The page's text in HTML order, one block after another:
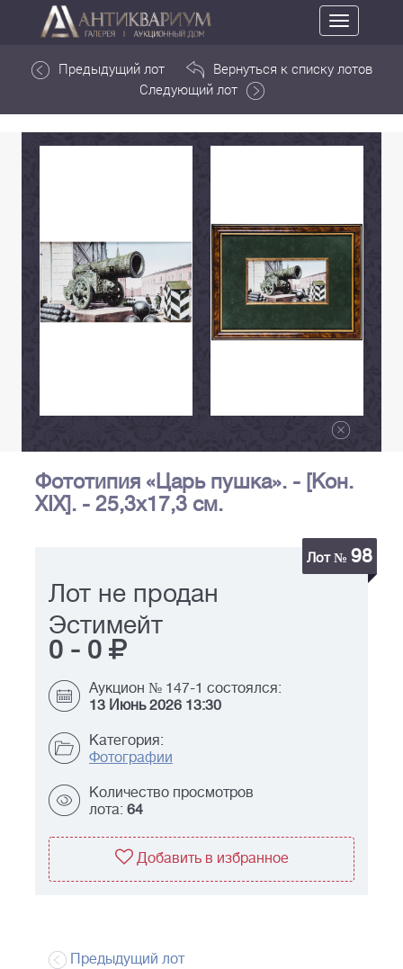
Toggle
navigation
Предыдущий лот
Вернуться к списку лотов
Следующий лот
Фототипия «Царь пушка». - [Кон.
XIX]. - 25,3х17,3 см.
Лот № 98
Лот не продан
Эстимейт
0 - 0
Аукцион № 147-1 состоялся:
13 Июнь 2026 13:30
Категория:
Фотографии
Количество просмотров
лота: 64
Добавить в избранное
Предыдущий лот